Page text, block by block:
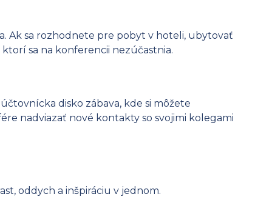
Ak sa rozhodnete pre pobyt v hoteli, ubytovať
sa na konferencii nezúčastnia.
disko zábava, kde si môžete
nadviazať nové kontakty so svojimi kolegami
oddych a inšpiráciu v jednom.